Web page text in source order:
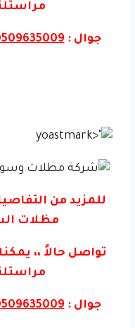
جوال :
للمزيد من
مظلات
تواصل حالاً ،،
جوال :